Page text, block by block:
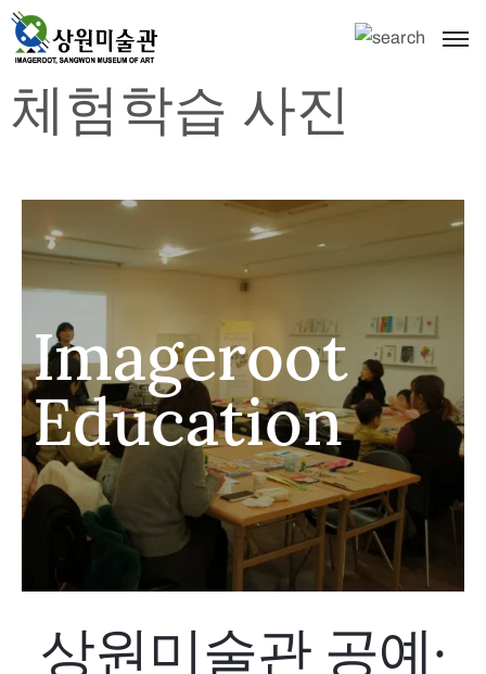
체험학습 사진
Imageroot
Education
상원미술관 공예·